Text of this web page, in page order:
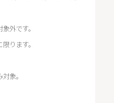
外です。
ります。
象。